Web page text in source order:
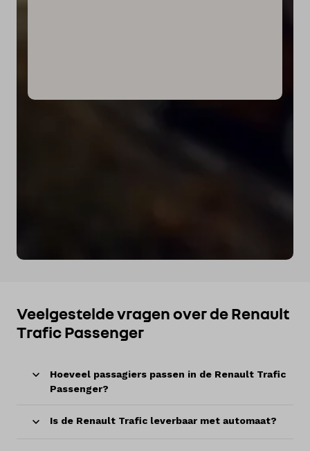
Veelgestelde vragen over de Renault
Trafic Passenger
Hoeveel passagiers passen in de Renault Trafic
Passenger?
Is de Renault Trafic leverbaar met automaat?